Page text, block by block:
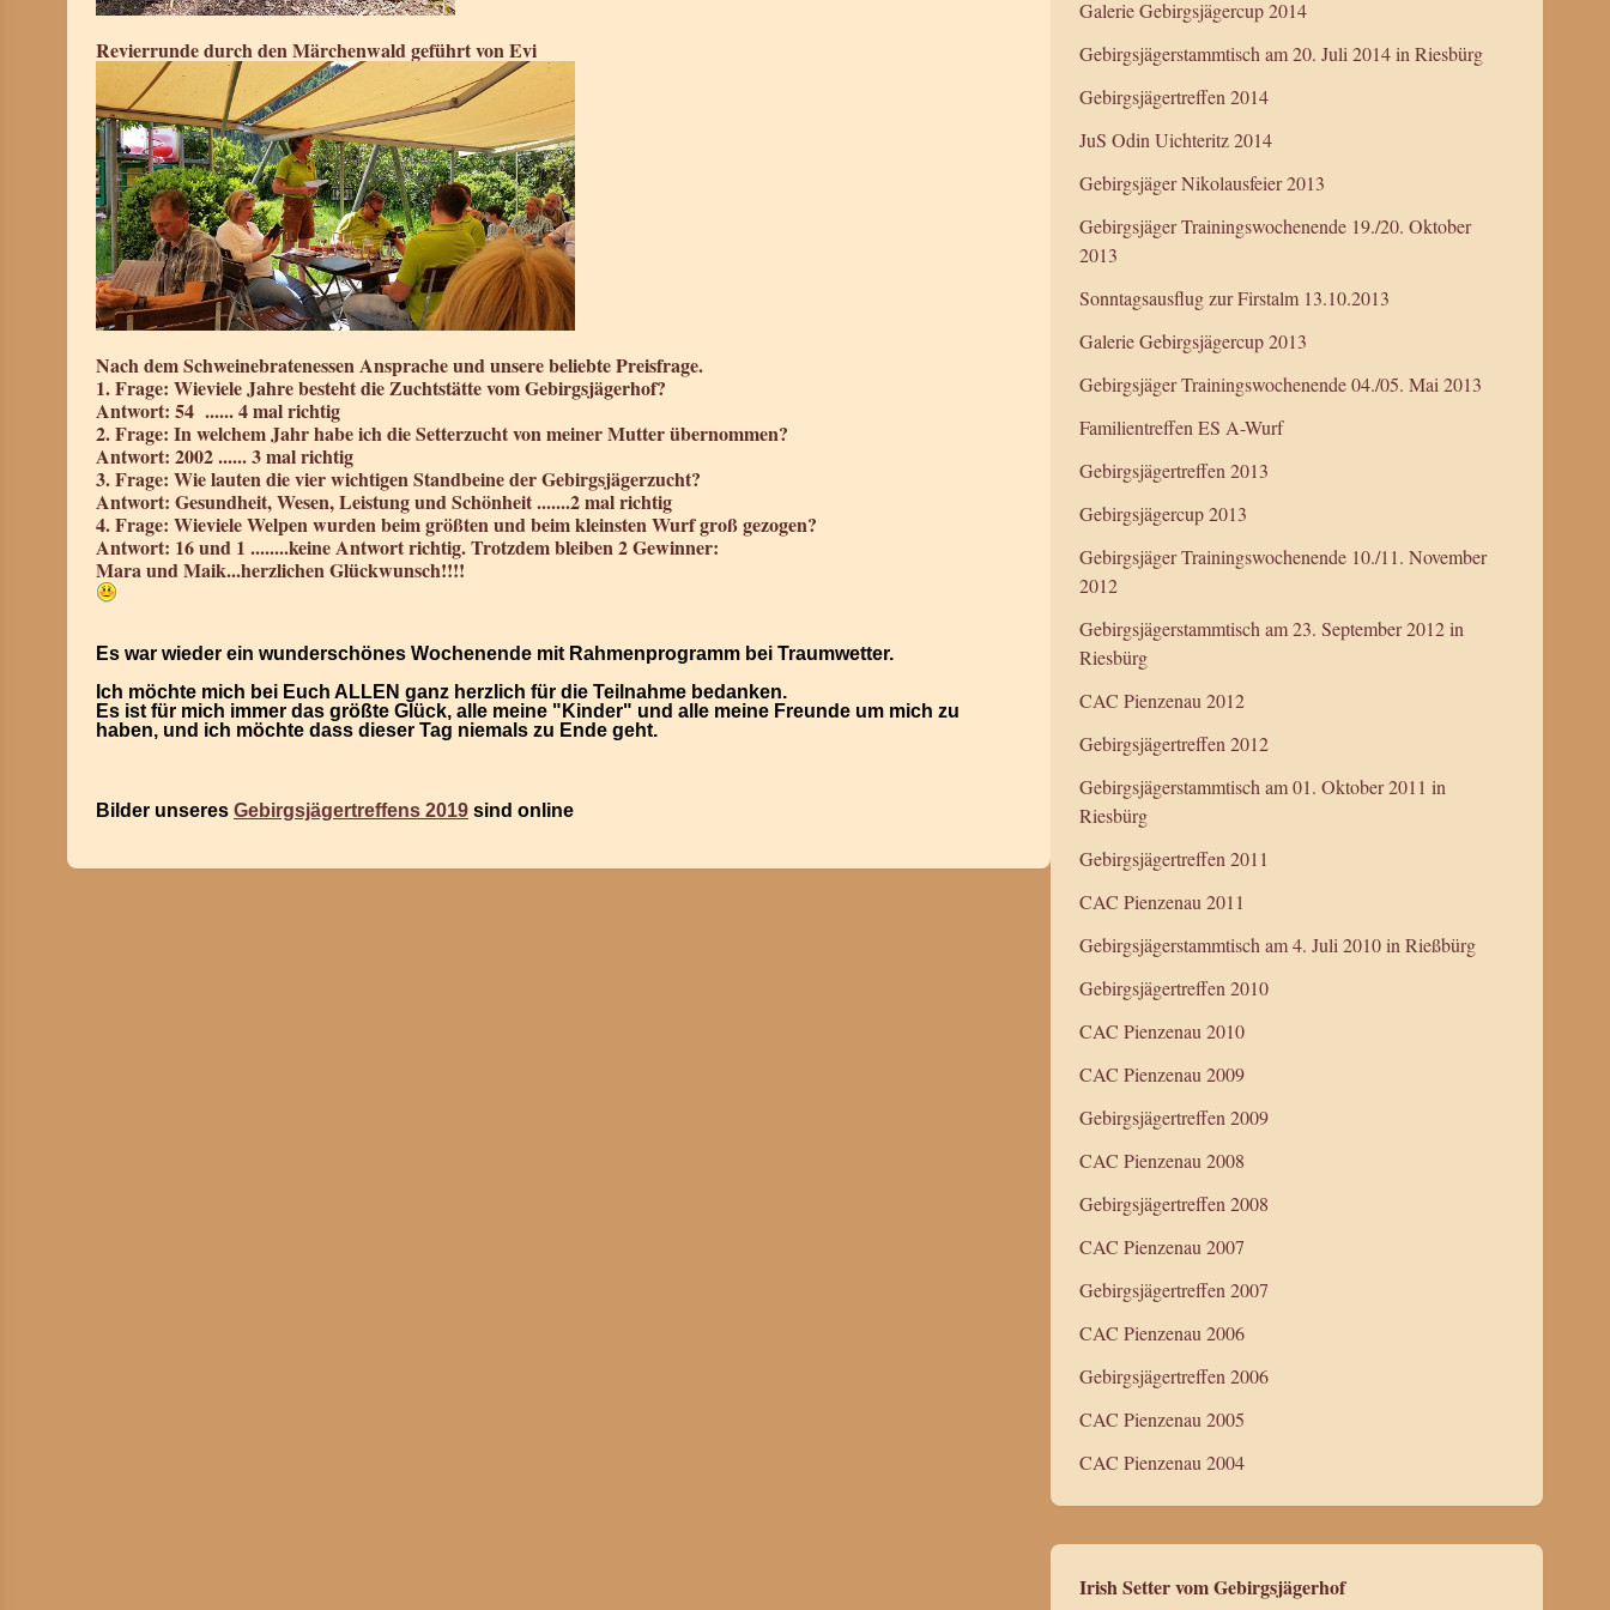
Revierrunde durch den Märchenwald geführt von Evi
Nach dem Schweinebratenessen Ansprache und unsere beliebte Preisfrage.
1. Frage: Wieviele Jahre besteht die Zuchtstätte vom Gebirgsjägerhof?
Antwort: 54 ...... 4 mal richtig
2. Frage: In welchem Jahr habe ich die Setterzucht von meiner Mutter übernommen?
Antwort: 2002 ...... 3 mal richtig
3. Frage: Wie lauten die vier wichtigen Standbeine der Gebirgsjägerzucht?
Antwort: Gesundheit, Wesen, Leistung und Schönheit .......2 mal richtig
4. Frage: Wieviele Welpen wurden beim größten und beim kleinsten Wurf groß gezogen?
Antwort: 16 und 1 ........keine Antwort richtig. Trotzdem bleiben 2 Gewinner:
Mara und Maik...herzlichen Glückwunsch!!!!
Es war wieder ein wunderschönes Wochenende mit Rahmenprogramm bei Traumwetter.
Ich möchte mich bei Euch ALLEN ganz herzlich für die Teilnahme bedanken.
Es ist für mich immer das größte Glück, alle meine "Kinder" und alle meine Freunde um mich zu
haben, und ich möchte dass dieser Tag niemals zu Ende geht.
Bilder unseres Gebirgsjägertreffens 2019 sind online
Galerie Gebirgsjägercup 2014
Gebirgsjägerstammtisch am 20. Juli 2014 in Riesbürg
Gebirgsjägertreffen 2014
JuS Odin Uichteritz 2014
Gebirgsjäger Nikolausfeier 2013
Gebirgsjäger Trainingswochenende 19./20. Oktober
2013
Sonntagsausflug zur Firstalm 13.10.2013
Galerie Gebirgsjägercup 2013
Gebirgsjäger Trainingswochenende 04./05. Mai 2013
Familientreffen ES A-Wurf
Gebirgsjägertreffen 2013
Gebirgsjägercup 2013
Gebirgsjäger Trainingswochenende 10./11. November
2012
Gebirgsjägerstammtisch am 23. September 2012 in
Riesbürg
CAC Pienzenau 2012
Gebirgsjägertreffen 2012
Gebirgsjägerstammtisch am 01. Oktober 2011 in
Riesbürg
Gebirgsjägertreffen 2011
CAC Pienzenau 2011
Gebirgsjägerstammtisch am 4. Juli 2010 in Rießbürg
Gebirgsjägertreffen 2010
CAC Pienzenau 2010
CAC Pienzenau 2009
Gebirgsjägertreffen 2009
CAC Pienzenau 2008
Gebirgsjägertreffen 2008
CAC Pienzenau 2007
Gebirgsjägertreffen 2007
CAC Pienzenau 2006
Gebirgsjägertreffen 2006
CAC Pienzenau 2005
CAC Pienzenau 2004
Irish Setter vom Gebirgsjägerhof